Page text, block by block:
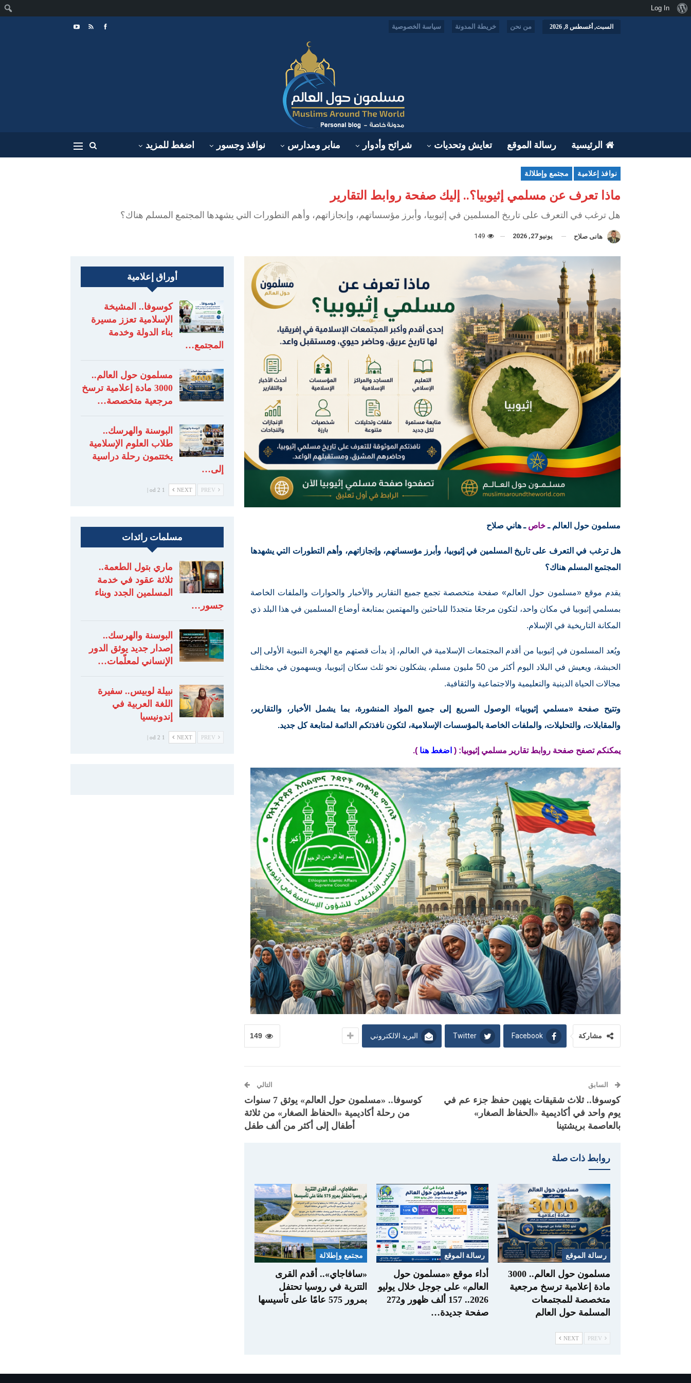
السبت, أغسطس 8, 2026 من نحن خريطة المدونة سياسة الخصوصية
الرئيسية رسالة الموقع تعايش وتحديات شرائح وأدوار منابر ومدارس نوافذ وجسور اضغط للمزيد
نوافذ إعلامية مجتمع وإطلالة
ماذا تعرف عن مسلمي إثيوبيا؟.. إليك صفحة روابط التقارير
هل ترغب في التعرف على تاريخ المسلمين في إثيوبيا، وأبرز مؤسساتهم، وإنجازاتهم، وأهم التطورات التي يشهدها المجتمع المسلم هناك؟
هانى صلاح يونيو 27, 2026
مسلمون حول العالم ـخاص ـ هاني صلاح
هل ترغب في التعرف على تاريخ المسلمين في إثيوبيا، وأبرز مؤسساتهم، وإنجازاتهم، وأهم التطورات التي يشهدها
المجتمع المسلم هناك؟
يقدم موقع «مسلمون حول العالم» صفحة متخصصة تجمع جميع التقارير والأخبار والحوارات والملفات الخاصة
بمسلمي إثيوبيا في مكان واحد، لتكون مرجعًا متجددًا للباحثين والمهتمين بمتابعة أوضاع المسلمين في هذا البلد ذي
المكانة التاريخية في الإسلام.
ويُعد المسلمون في إثيوبيا من أقدم المجتمعات الإسلامية في العالم، إذ بدأت قصتهم مع الهجرة النبوية الأولى إلى
الحبشة، ويعيش في البلاد اليوم أكثر من 50 مليون مسلم، يشكلون نحو ثلث سكان إثيوبيا، ويسهمون في مختلف
مجالات الحياة الدينية والتعليمية والاجتماعية والثقافية.
وتتيح صفحة «مسلمي إثيوبيا» الوصول السريع إلى جميع المواد المنشورة، بما يشمل الأخبار، والتقارير،
والمقابلات، والتحليلات، والملفات الخاصة بالمؤسسات الإسلامية، لتكون نافذتكم الدائمة لمتابعة كل جديد.
يمكنكم تصفح صفحة روابط تقارير مسلمي إثيوبيا: ( اضغط هنا ).
149 مشاركة Facebook
Twitter البريد الالكتروني
السابق
كوسوفا.. ثلاث شقيقات ينهين حفظ جزء عم في
يوم واحد في أكاديمية «الحفاظ الصغار»
بالعاصمة بريشتينا
التالي
كوسوفا.. «مسلمون حول العالم» يوثق 7 سنوات
من رحلة أكاديمية «الحفاظ الصغار» من ثلاثة
أطفال إلى أكثر من ألف طفل
روابط ذات صلة
رسالة الموقع
مسلمون حول العالم.. 3000
مادة إعلامية ترسخ مرجعية
متخصصة للمجتمعات
المسلمة حول العالم
رسالة الموقع
أداء موقع «مسلمون حول
العالم» على جوجل خلال يوليو
2026.. 157 ألف ظهور و272
صفحة جديدة…
مجتمع وإطلالة
«سافاجاي».. أقدم القرى
التترية في روسيا تحتفل
بمرور 575 عامًا على تأسيسها
NEXT
أوراق إعلامية
كوسوفا.. المشيخة
الإسلامية تعزز مسيرة
بناء الدولة وخدمة
المجتمع…
مسلمون حول العالم..
3000 مادة إعلامية ترسخ
مرجعية متخصصة…
البوسنة والهرسك..
طلاب العلوم الإسلامية
يختتمون رحلة دراسية
إلى…
NEXT
1 od 2 |
مسلمات رائدات
ماري بتول الطعمة..
ثلاثة عقود في خدمة
المسلمين الجدد وبناء
جسور…
البوسنة والهرسك..
إصدار جديد يوثق الدور
الإنساني لمعلّمات…
نبيلة لوبيس.. سفيرة
اللغة العربية في
إندونيسيا
NEXT
1 od 2 |
نبذةLog In